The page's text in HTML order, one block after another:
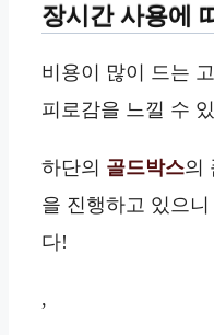
장시간 사용에
비용이 많이 드는
피로감을 느낄 수
하단의 골드박스의
을 진행하고 있으
다!
,